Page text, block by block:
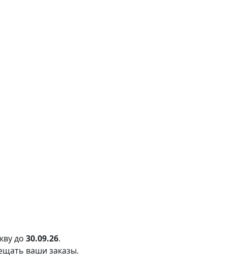
до 30.09.26.
ваши заказы.